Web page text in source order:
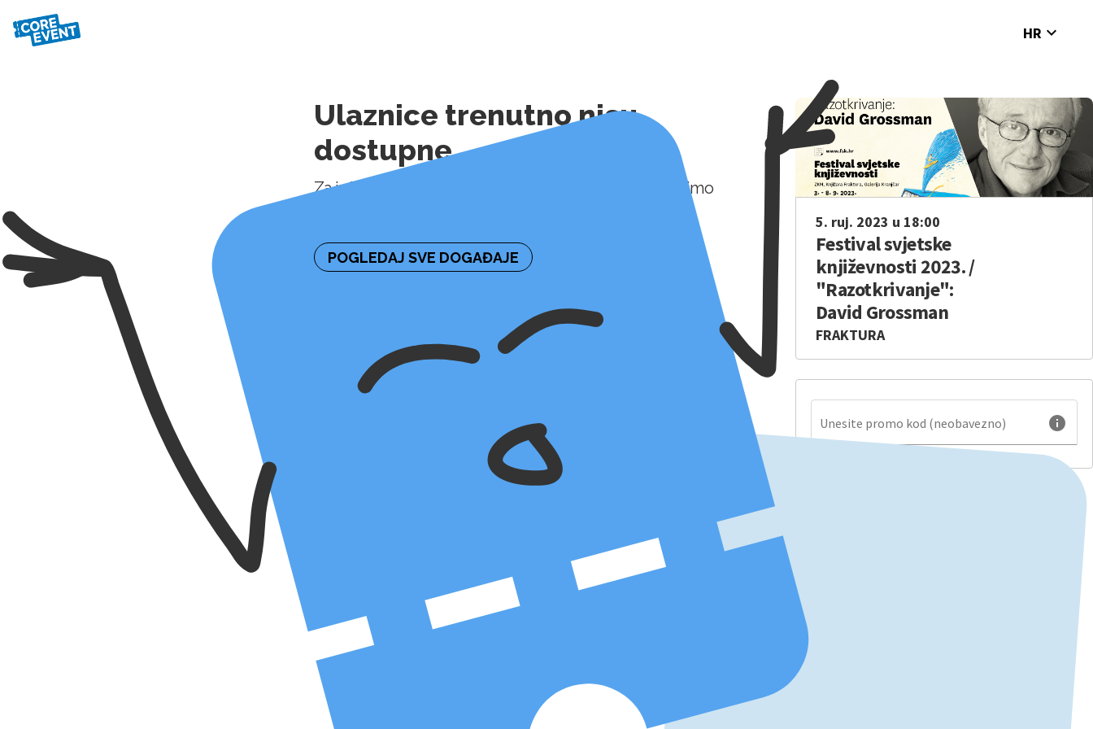
HR expand_more
5. ruj. 2023 u 18:00
Festival svjetske
književnosti 2023. /
"Razotkrivanje":
David Grossman
FRAKTURA
Unesite promo kod (neobavezno) info
Ulaznice trenutno nisu
dostupne
Za informaciju o naknadnoj dostupnosti ulaznica molimo
POGLEDAJ SVE DOGAĐAJE